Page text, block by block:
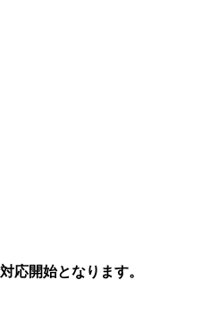
応開始となります。